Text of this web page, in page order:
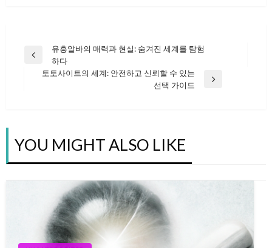
글
Previous
유흥알바의 매력과 현실: 숨겨진 세계를 탐험
하다
토토사이트의 세계: 안전하고 신뢰할 수 있는
선택 가이드
YOU MIGHT ALSO LIKE